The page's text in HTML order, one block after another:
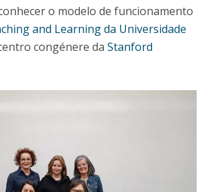
o modelo de funcionamento
and Learning da Universidade
congénere da Stanford